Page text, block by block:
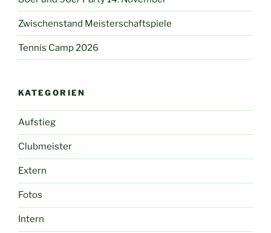
Zwischenstand Meisterschaftspiele
Tennis Camp 2026
KATEGORIEN
Aufstieg
Clubmeister
Extern
Fotos
Intern